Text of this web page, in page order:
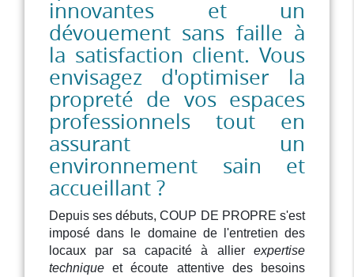
innovantes et un
dévouement sans faille à
la satisfaction client. Vous
envisagez d'optimiser la
propreté de vos espaces
professionnels tout en
assurant un
environnement sain et
accueillant ?
Depuis ses débuts, COUP DE PROPRE s'est
imposé dans le domaine de l'entretien des
locaux par sa capacité à allier expertise
technique et écoute attentive des besoins